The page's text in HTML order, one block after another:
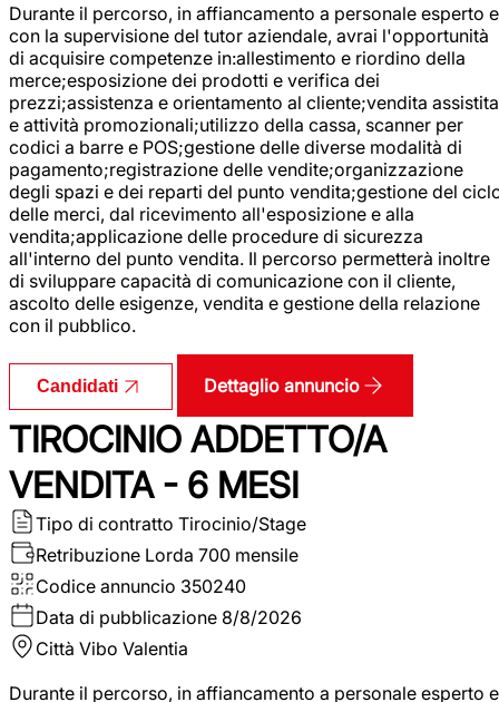
Durante il percorso, in affiancamento a personale esperto e
con la supervisione del tutor aziendale, avrai l'opportunità
di acquisire competenze in:allestimento e riordino della
merce;esposizione dei prodotti e verifica dei
prezzi;assistenza e orientamento al cliente;vendita assistita
e attività promozionali;utilizzo della cassa, scanner per
codici a barre e POS;gestione delle diverse modalità di
pagamento;registrazione delle vendite;organizzazione
degli spazi e dei reparti del punto vendita;gestione del
delle merci, dal ricevimento all'esposizione e alla
vendita;applicazione delle procedure di sicurezza
all'interno del punto vendita. Il percorso permetterà inoltre
di sviluppare capacità di comunicazione con il cliente,
ascolto delle esigenze, vendita e gestione della relazione
con il pubblico.
Candidati Dettaglio annuncio
TIROCINIO ADDETTO/A
VENDITA - 6 MESI
Tipo di contratto Tirocinio/Stage
Retribuzione Lorda 700 mensile
Codice annuncio 350240
Data di pubblicazione 8/8/2026
Città Vibo Valentia
Durante il percorso, in affiancamento a personale esperto e